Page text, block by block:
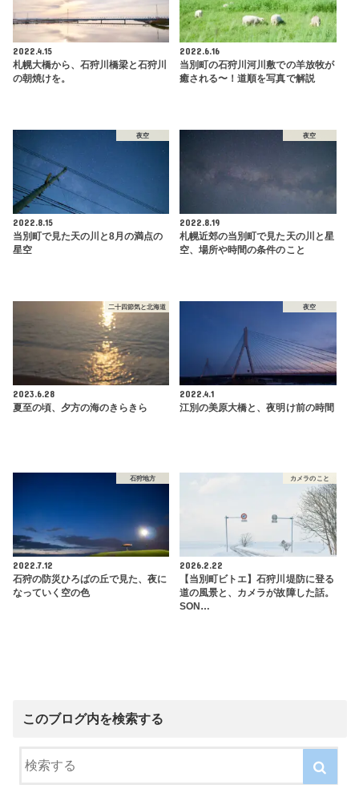
2022.4.15
札幌大橋から、石狩川橋梁と石狩川
の朝焼けを。
2022.6.16
当別町の石狩川河川敷での羊放牧が
癒される〜！道順を写真で解説
夜空
2022.8.15
当別町で見た天の川と8月の満点の
星空
夜空
2022.8.19
札幌近郊の当別町で見た天の川と星
空、場所や時間の条件のこと
二十四節気と北海道
2023.6.28
夏至の頃、夕方の海のきらきら
夜空
2022.4.1
江別の美原大橋と、夜明け前の時間
石狩地方
2022.7.12
石狩の防災ひろばの丘で見た、夜に
なっていく空の色
カメラのこと
2026.2.22
【当別町ビトエ】石狩川堤防に登る
道の風景と、カメラが故障した話。
SON…
このブログ内を検索する